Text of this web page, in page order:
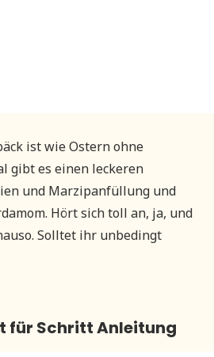
ist wie Ostern ohne
gibt es einen leckeren
und Marzipanfüllung und
Hört sich toll an, ja, und
Solltet ihr unbedingt
für Schritt Anleitung